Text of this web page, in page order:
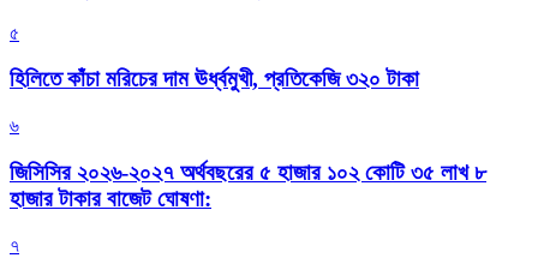
৫
হিলিতে কাঁচা মরিচের দাম ঊর্ধ্বমুখী, প্রতিকেজি ৩২০ টাকা
৬
জিসিসির ২০২৬-২০২৭ অর্থবছরের ৫ হাজার ১০২ কোটি ৩৫ লাখ ৮
হাজার টাকার বাজেট ঘোষণা:
৭